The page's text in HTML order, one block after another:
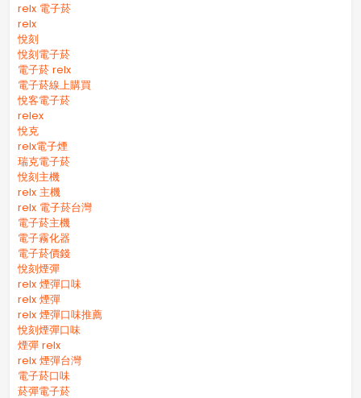
relx 電子菸
relx
悅刻
悅刻電子菸
電子菸 relx
電子菸線上購買
悅客電子菸
relex
悅克
relx電子煙
瑞克電子菸
悅刻主機
relx 主機
relx 電子菸台灣
電子菸主機
電子霧化器
電子菸價錢
悅刻煙彈
relx 煙彈口味
relx 煙彈
relx 煙彈口味推薦
悅刻煙彈口味
煙彈 relx
relx 煙彈台灣
電子菸口味
菸彈電子菸